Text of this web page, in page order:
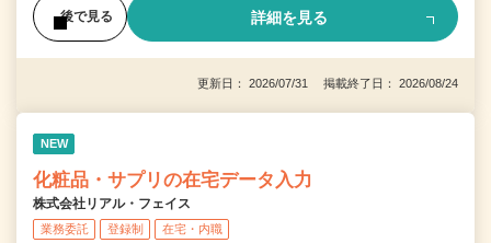
後で見る 詳細を見る
更新日： 2026/07/31 掲載終了日： 2026/08/24
NEW
化粧品・サプリの在宅データ入力
株式会社リアル・フェイス
業務委託 登録制 在宅・内職